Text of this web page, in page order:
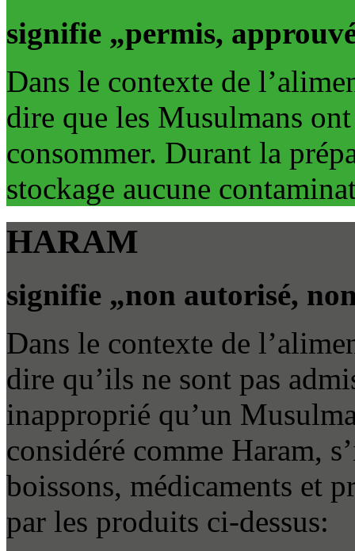
signifie „permis,
Dans le contexte de
dire que les Musulmans
consommer. Durant la
stockage aucune
HARAM
signifie „non autorisé,
Dans le contexte de
dire qu’ils ne sont pas
inapproprié qu’un
considéré comme Haram,
boissons, médicaments et
par les produits ci-dessus: